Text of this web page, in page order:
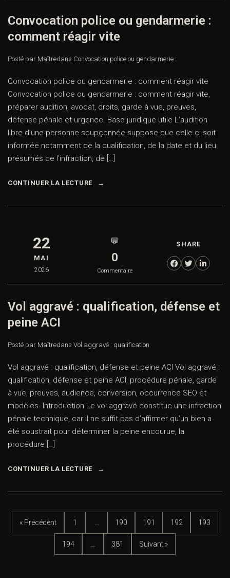
Convocation police ou gendarmerie :
comment réagir vite
Posté par Maîtredans Convocation police ou gendarmerie :
Convocation police ou gendarmerie : comment réagir vite
Convocation police ou gendarmerie : comment réagir vite,
préparer audition, avocat, droits, garde à vue, preuves,
défense pénale et urgence. Base juridique utile L’audition
libre d’une personne soupçonnée suppose que celle-ci soit
informée notamment de la qualification, de la date et du lieu
présumés de l’infraction, de […]
CONTINUER LA LECTURE
22
MAI
2026
💬
0
Commentaire
SHARE
Vol aggravé : qualification, défense et
peine ACI
Posté par Maîtredans Vol aggravé : qualification
Vol aggravé : qualification, défense et peine ACI Vol aggravé :
qualification, défense et peine ACI, procédure pénale, garde
à vue, preuves, audience, conversion, occurrence SEO et
modèles. Introduction Le vol aggravé constitue une infraction
pénale technique, car il ne suffit pas d’affirmer qu’un bien a
été soustrait pour déterminer la peine encourue, la
procédure […]
CONTINUER LA LECTURE
« Précédent 1 190 191 192 193
194 381 Suivant »